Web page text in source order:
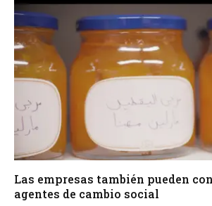
Las empresas también pueden
agentes de cambio social